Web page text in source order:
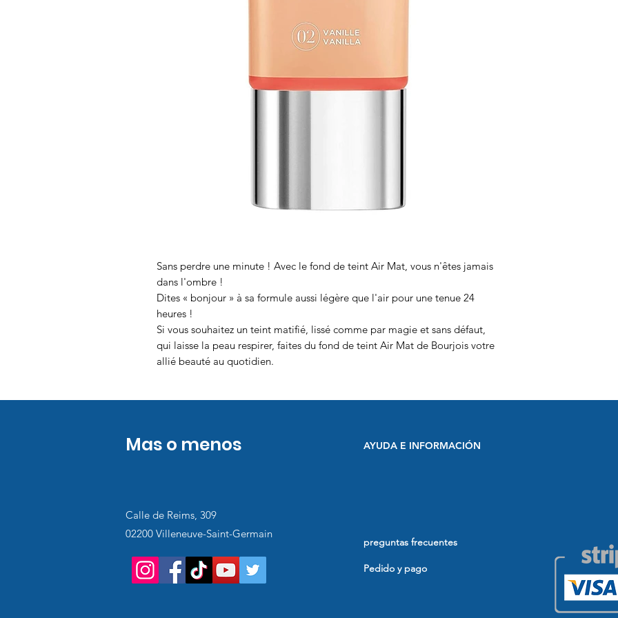
Sans perdre une minute ! Avec le fond de teint Air Mat, vous n'êtes jamais
dans l'ombre !
Dites « bonjour » à sa formule aussi légère que l'air pour une tenue 24
heures !
Si vous souhaitez un teint matifié, lissé comme par magie et sans défaut,
qui laisse la peau respirer, faites du fond de teint Air Mat de Bourjois votre
allié beauté au quotidien.
Mas o menos AYUDA E INFORMACIÓN
Calle de Reims, 309
02200 Villeneuve-Saint-Germain
preguntas frecuentes
Pedido y pago